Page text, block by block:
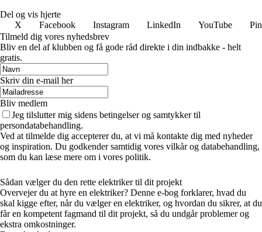
Del og vis hjerte
X
Facebook Instagram LinkedIn YouTube
Tilmeld dig vores nyhedsbrev
Bliv en del af klubben og få gode råd direkte i din indbakke - helt
gratis.
Skriv din e-mail her
Bliv medlem
Jeg tilslutter mig sidens betingelser og samtykker til
persondatabehandling.
Ved at tilmelde dig accepterer du, at vi må kontakte dig med nyheder
og inspiration. Du godkender samtidig vores vilkår og databehandling,
som du kan læse mere om i vores politik.
Sådan vælger du den rette elektriker til dit projekt
Overvejer du at hyre en elektriker? Denne e-bog forklarer, hvad du
skal kigge efter, når du vælger en elektriker, og hvordan du sikrer, at du
får en kompetent fagmand til dit projekt, så du undgår problemer og
ekstra omkostninger.